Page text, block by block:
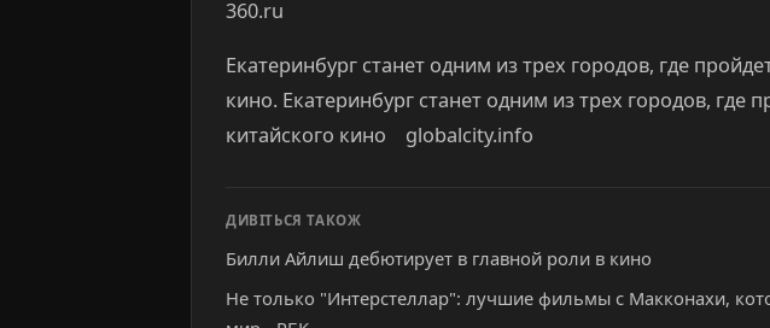
360.ru
​Екатеринбург станет одним из трех городов, где
кино. ​Екатеринбург станет одним из трех городов, где
китайского кино globalcity.info
ДИВІТЬСЯ ТАКОЖ
Билли Айлиш дебютирует в главной роли в кино
Не только "Интерстеллар": лучшие фильмы с Макконахи,